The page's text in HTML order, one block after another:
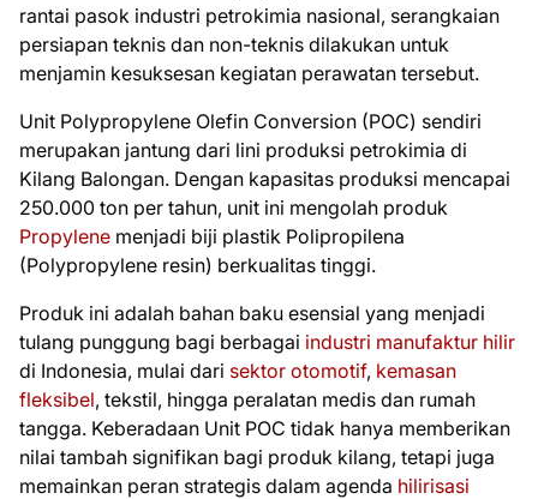
rantai pasok industri petrokimia nasional, serangkaian
persiapan teknis dan non-teknis dilakukan untuk
menjamin kesuksesan kegiatan perawatan tersebut.
Unit Polypropylene Olefin Conversion (POC) sendiri
merupakan jantung dari lini produksi petrokimia di
Kilang Balongan. Dengan kapasitas produksi mencapai
250.000 ton per tahun, unit ini mengolah produk
Propylene menjadi biji plastik Polipropilena
(Polypropylene resin) berkualitas tinggi.
Produk ini adalah bahan baku esensial yang menjadi
tulang punggung bagi berbagai industri manufaktur hilir
di Indonesia, mulai dari sektor otomotif, kemasan
fleksibel, tekstil, hingga peralatan medis dan rumah
tangga. Keberadaan Unit POC tidak hanya memberikan
nilai tambah signifikan bagi produk kilang, tetapi juga
memainkan peran strategis dalam agenda hilirisasi